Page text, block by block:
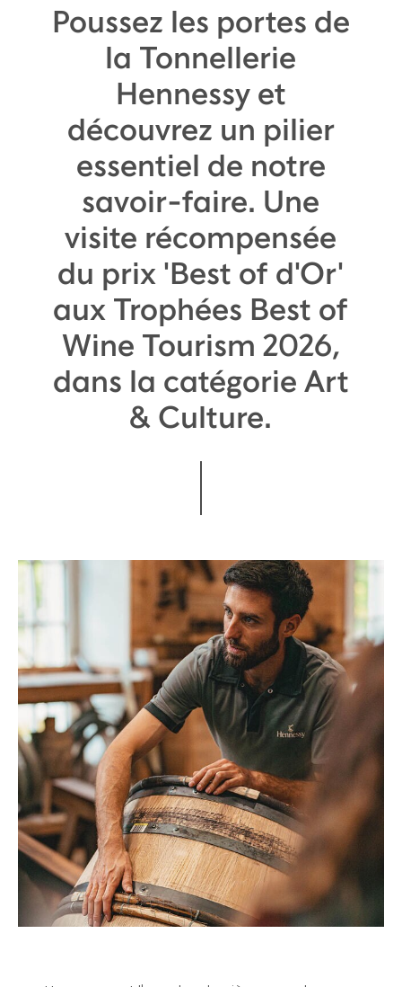
Poussez les portes de
la Tonnellerie
Hennessy et
découvrez un pilier
essentiel de notre
savoir-faire. Une
visite récompensée
du prix 'Best of d'Or'
aux Trophées Best of
Wine Tourism 2026,
dans la catégorie Art
& Culture.